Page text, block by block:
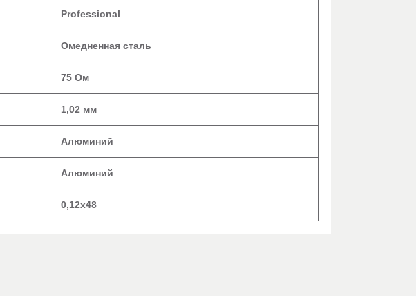
Professional
Омедненная сталь
75 Ом
1,02 мм
Алюминий
Алюминий
0,12х48